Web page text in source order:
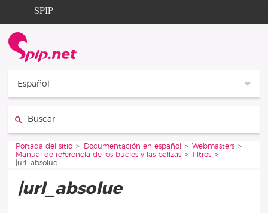
Aller au contenu
Aller à la navigation
SPIP
Documentation
Contribution
Español
Vous êtes ici :
Portada del sitio Documentación en español
Webmasters
Manual de referencia de los bucles y las balizas
filtros
|url_absolue
|url_absolue